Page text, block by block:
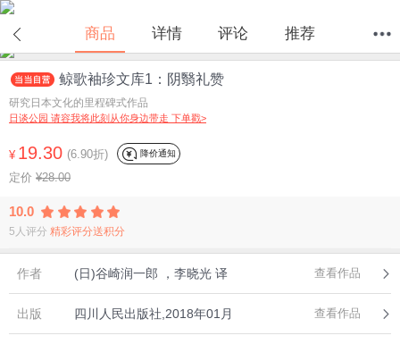
商品 详情 评论 推荐
首页 分类 值得买
鲸歌袖珍文库1：阴翳礼赞
研究日本文化的里程碑式作品
日谈公园 请容我将此刻从你身边带走 下单戳>
¥ 19.30 (6.90折) 降价通知
定价 ¥28.00
10.0
5人评分 精彩评分送积分
作者 (日)谷崎润一郎 ，李晓光 译 查看作品
出版 四川人民出版社,2018年01月 查看作品